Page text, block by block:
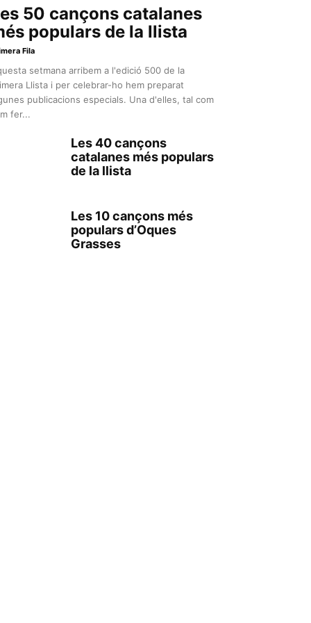
50 cançons catalanes
populars de la llista
Fila
setmana arribem a l'edició 500 de la
Llista i per celebrar-ho hem preparat
publicacions especials. Una d'elles, tal com
fer...
Les 40 cançons
catalanes més populars
de la llista
Les 10 cançons més
populars d’Oques
Grasses